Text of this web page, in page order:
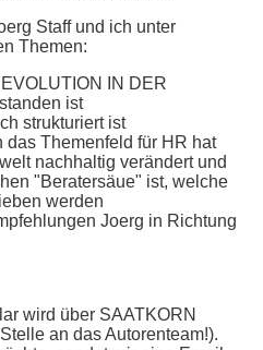
Staff und ich unter
Themen:
IN DER
ist
strukturiert ist
Themenfeld für HR hat
nachhaltig verändert und
"Beratersäue" ist, welche
werden
Joerg in Richtung
wird über SAATKORN
an das Autorenteam!).